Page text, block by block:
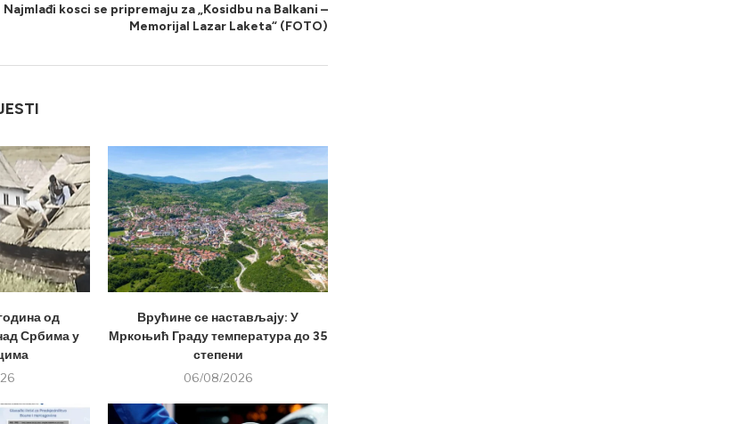
Najmlađi kosci se pripremaju za „Kosidbu na Balkani –
Memorijal Lazar Laketa“ (FOTO)
од
Србима у
Врућине се настављају: У
Мркоњић Граду температура до 35
степени
06/08/2026